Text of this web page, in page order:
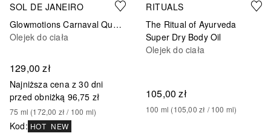
SOL DE JANEIRO
Glowmotions Carnaval Queen
Olejek do ciała
129,00 zł
Najniższa cena z 30 dni
przed obniżką 96,75 zł
75 ml (172,00 zł / 100 ml)
Kod: HOT NEW
RITUALS
The Ritual of Ayurveda
Super Dry Body Oil
Olejek do ciała
105,00 zł
100 ml (105,00 zł / 100 ml)